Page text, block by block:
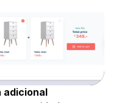
adicional